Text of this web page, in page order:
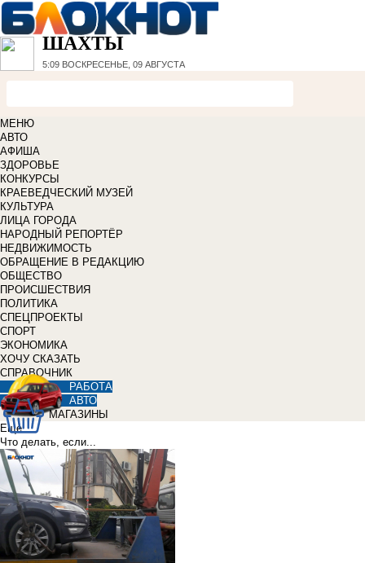
ШАХТЫ
5:09 ВОСКРЕСЕНЬЕ, 09 АВГУСТА
МЕНЮ
АВТО
АФИША
ЗДОРОВЬЕ
КОНКУРСЫ
КРАЕВЕДЧЕСКИЙ МУЗЕЙ
КУЛЬТУРА
ЛИЦА ГОРОДА
НАРОДНЫЙ РЕПОРТЁР
НЕДВИЖИМОСТЬ
ОБРАЩЕНИЕ В РЕДАКЦИЮ
ОБЩЕСТВО
ПРОИСШЕСТВИЯ
ПОЛИТИКА
СПЕЦПРОЕКТЫ
СПОРТ
ЭКОНОМИКА
ХОЧУ СКАЗАТЬ
СПРАВОЧНИК
РАБОТА
АВТО
МАГАЗИНЫ
Еще
Что делать, если...